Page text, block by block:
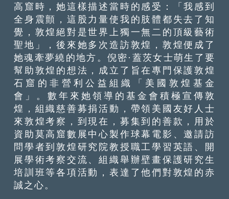
高窟時，她這樣描述當時的感受：「我感到
全身震顫，這股力量使我的肢體都失去了知
覺，敦煌絕對是世界上獨一無二的頂級藝術
聖地」，後來她多次造訪敦煌，敦煌便成了
她魂牽夢繞的地方。倪密·蓋茨女士萌生了要
幫助敦煌的想法，成立了旨在專門保護敦煌
石窟的非營利公益組織「美國敦煌基金
會」。數年來她領導的基金會積極宣傳敦
煌，組織慈善募捐活動，帶領美國友好人士
來敦煌考察，到現在，募集到的善款，用於
資助莫高窟數展中心製作球幕電影、邀請訪
問學者到敦煌研究院教授職工學習英語、開
展學術考察交流、組織舉辦壁畫保護研究生
培訓班等各項活動，表達了他們對敦煌的赤
誠之心。